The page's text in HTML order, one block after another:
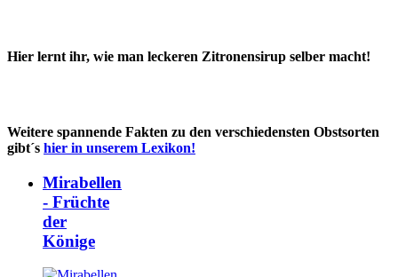
Hier lernt ihr, wie man leckeren Zitronensirup selber macht!
Weitere spannende Fakten zu den verschiedensten Obstsorten
gibt´s hier in unserem Lexikon!
Mirabellen
- Früchte
der
Könige